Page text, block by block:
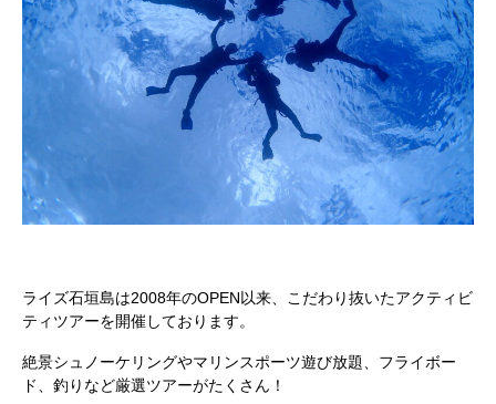
ライズ石垣島は2008年のOPEN以来、こだわり抜いたアクティビ
ティツアーを開催しております。
絶景シュノーケリングやマリンスポーツ遊び放題、フライボー
ド、釣りなど厳選ツアーがたくさん！